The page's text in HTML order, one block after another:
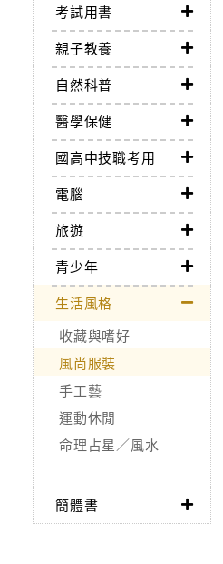
考試用書
親子教養
自然科普
醫學保健
國高中技職考用
電腦
旅遊
青少年
生活風格
收藏與嗜好
風尚服裝
手工藝
運動休閒
命理占星／風水
簡體書